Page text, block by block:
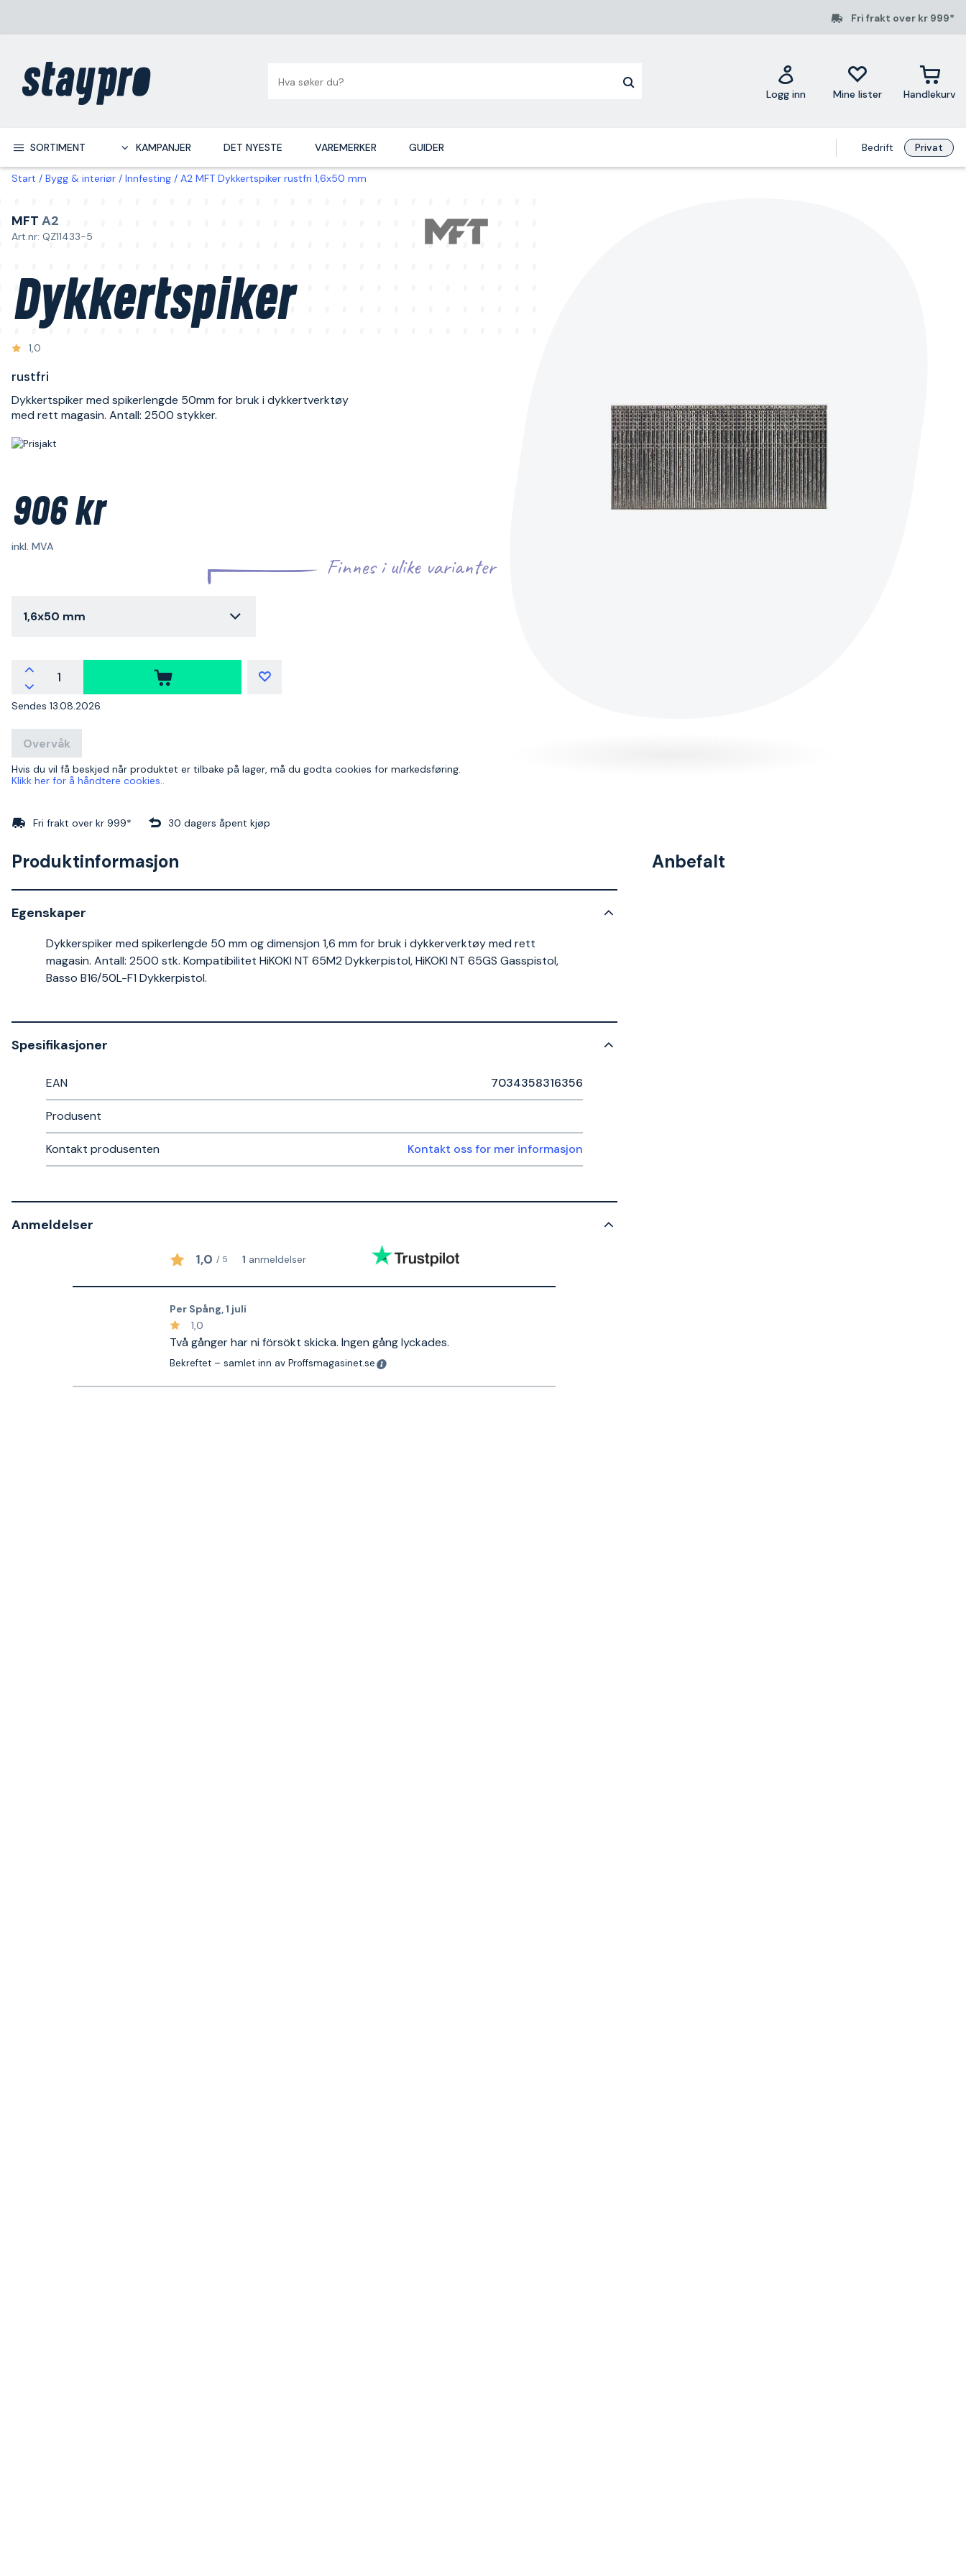
Fri frakt over kr 999*
Logg inn Mine lister Handlekurv
SORTIMENT KAMPANJER DET NYESTE VAREMERKER GUIDER Bedrift Privat
Start Bygg & interiør Innfesting A2 MFT Dykkertspiker rustfri 1,6x50 mm
MFT A2
Art.nr: QZ11433-5
Dykkertspiker
1,0
rustfri
Dykkertspiker med spikerlengde 50mm for bruk i dykkertverktøy
med rett magasin. Antall: 2500 stykker.
906 kr
inkl. MVA
Finnes i ulike varianter
1,6x50 mm
Sendes 13.08.2026
Overvåk
Hvis du vil få beskjed når produktet er tilbake på lager, må du godta cookies for markedsføring.
Klikk her for å håndtere cookies..
Fri frakt over kr 999* 30 dagers åpent kjøp
Produktinformasjon
Egenskaper
Dykkerspiker med spikerlengde 50 mm og dimensjon 1,6 mm for bruk i dykkerverktøy med rett
magasin. Antall: 2500 stk. Kompatibilitet HiKOKI NT 65M2 Dykkerpistol, HiKOKI NT 65GS Gasspistol,
Basso B16/50L-F1 Dykkerpistol.
Spesifikasjoner
EAN 7034358316356
Produsent
Kontakt produsenten Kontakt oss for mer informasjon
Anmeldelser
1,0 / 5 1 anmeldelser
Per Spång,1 juli
1,0
Två gånger har ni försökt skicka. Ingen gång lyckades.
Bekreftet – samlet inn av Proffsmagasinet.se
Anbefalt